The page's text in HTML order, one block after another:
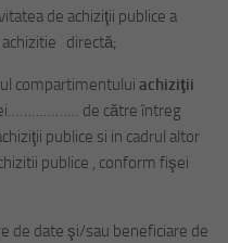
de achiziţii publice a
directă;
compartimentului achiziţii
de către întreg
publice si in cadrul altor
publice , conform fişei
de date şi/sau beneficiare de